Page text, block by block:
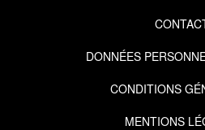
DONNÉES
CONDITIONS
MENTIONS